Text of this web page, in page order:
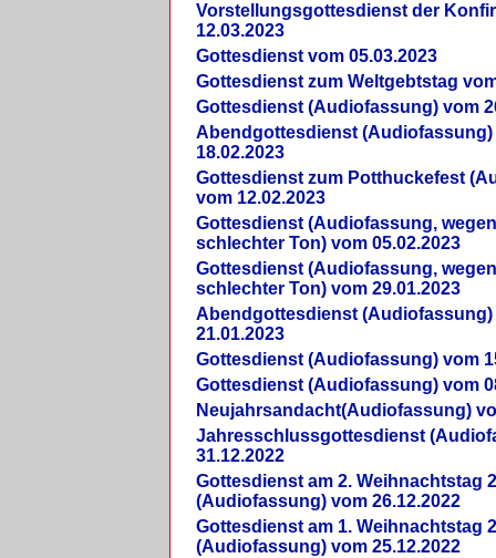
Vorstellungsgottesdienst der
12.03.2023
Gottesdienst vom 05.03.2023
Gottesdienst zum Weltgebtstag
Gottesdienst (Audiofassung) vom
Abendgottesdienst (Audiofassung)
18.02.2023
Gottesdienst zum Potthuckefest
vom 12.02.2023
Gottesdienst (Audiofassung,
schlechter Ton) vom 05.02.2023
Gottesdienst (Audiofassung,
schlechter Ton) vom 29.01.2023
Abendgottesdienst (Audiofassung)
21.01.2023
Gottesdienst (Audiofassung) vom
Gottesdienst (Audiofassung) vom
Neujahrsandacht(Audiofassung)
Jahresschlussgottesdienst
31.12.2022
Gottesdienst am 2. Weihnachtstag
(Audiofassung) vom 26.12.2022
Gottesdienst am 1. Weihnachtstag
(Audiofassung) vom 25.12.2022